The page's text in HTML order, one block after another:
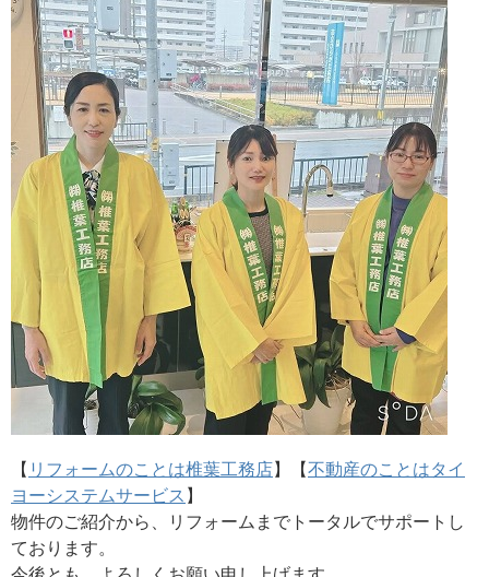
【 リフォームのことは椎葉工務店】【不動産のことはタイ
ヨーシステムサービス 】
物件のご紹介から、リフォームまでトータルでサポートし
ております。